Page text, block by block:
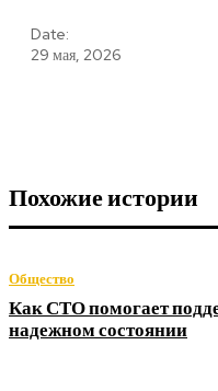
Date:
29 мая, 2026
Похожие истории
Общество
Как СТО помогает
надежном состоянии